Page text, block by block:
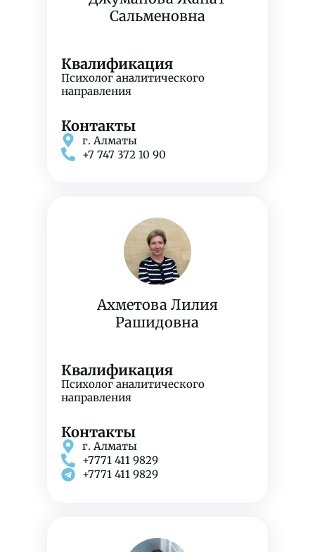
Сальменовна
Квалификация
Психолог аналитического
направления
Контакты
г. Алматы
+7 747 372 10 90
Ахметова Лилия
Рашидовна
Квалификация
Психолог аналитического
направления
Контакты
г. Алматы
+7771 411 9829
+7771 411 9829